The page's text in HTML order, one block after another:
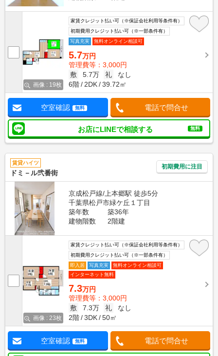
画像 : 19枚
家賃クレジット払い可（※保証会社利用等条件有）
初期費用クレジット払い可（※一部条件有）
写真充実
無料オンライン相談可
5.7万円
管理費等：3,000円
敷
5.7万 礼
なし
6階
2DK 39.72㎡
空室確認 無料 電話で問合せ
お店にLINEで相談する 無料
賃貸ハイツ
ドミ－ル弐番街
初期費用に注目
京成松戸線/上本郷駅 徒歩5分
千葉県松戸市緑ケ丘１丁目
築年数
築36年
建物階数
2階建
画像 : 23枚
家賃クレジット払い可（※保証会社利用等条件有）
初期費用クレジット払い可（※一部条件有）
即入居
写真充実
無料オンライン相談可
インターネット無料
7.3万円
管理費等：3,000円
敷
7.3万 礼
なし
2階
3DK 50㎡
空室確認 無料 電話で問合せ